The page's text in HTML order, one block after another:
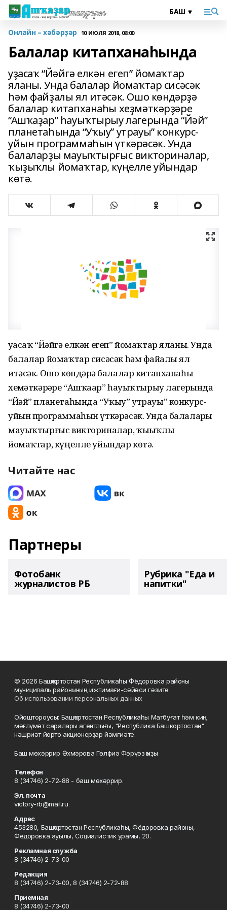
Онлайн – хәбәрҙәр 10 ИЮЛЯ 2018, 08:00
Балалар китапханаһында
уҙасаҡ “Йәйгә елкән егеп” йомаҡтар
яланы. Унда балалар йомаҡтар сисәсәк
һәм файҙалы ял итәсәк. Ошо көндәрҙә
балалар китапханаһы хеҙмәткәрҙәре
“Ашҡаҙар” һауыҡтырыу лагерында “Йәй”
планетаһында “Уҡыу” утрауы” конкурс-
уйын программаһын үткәрәсәк. Унда
балаларҙы мауыҡтырғыс викториналар,
ҡыҙыҡлы йомаҡтар, күңелле уйындар
көтә.
уҙасаҡ “Йәйгә елкән егеп” йомаҡтар яланы. Унда
балалар йомаҡтар сисәсәк һәм файҙалы ял
итәсәк. Ошо көндәрҙә балалар китапханаһы
хеҙмәткәрҙәре “Ашҡаҙар” һауыҡтырыу лагерында
“Йәй” планетаһында “Уҡыу” утрауы” конкурс-
уйын программаһын үткәрәсәк. Унда балаларҙы
мауыҡтырғыс викториналар, ҡыҙыҡлы
йомаҡтар, күңелле уйындар көтә.
Читайте нас
Партнеры
Фотобанк
журналистов РБ
Рубрика "Еда и
напитки"
© 2026 Башҡортостан Республикаһы Фёдоровка районы
муниципаль районының ижтимағи-сәйәси гәзите
Об использовании персональных данных
Ойоштороусы: Башҡортостан Республикаһы Матбуғат һәм киң
мәғлүмәт саралары агентлығы, "Республика Башкортостан"
нәшриәт йорто акционерҙар йәмғиәте.
Баш мөхәррир Әхмәрова Гөлфиә Фәрүәз ҡыҙы
Телефон
8 (34746) 2-72-88 - баш мөхәррир.
Эл. почта
victory-rb@mail.ru
Адрес
453280, Башҡортостан Республикаһы, Фёдоровка районы,
Фёдоровка ауылы, Социалистик урамы, 20.
Рекламная служба
8 (34746) 2-73-00
Редакция
8 (34746) 2-73-00, 8 (34746) 2-72-88
Приемная
8 (34746) 2-73-00